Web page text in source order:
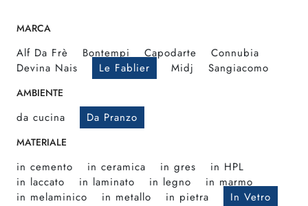
MARCA
Alf Da Frè Bontempi Capodarte
Connubia
Devina Nais
Le Fablier Midj Sangiacomo
AMBIENTE
da cucina Da Pranzo
MATERIALE
in cemento in ceramica in gres
in HPL
in laccato
in laminato in legno
in marmo
in melaminico
in metallo in pietra In Vetro